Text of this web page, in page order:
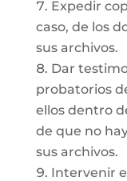
Expedir
caso, de los
sus archivos.
Dar
probatorios
ellos dentro
de que no
sus archivos.
Intervenir